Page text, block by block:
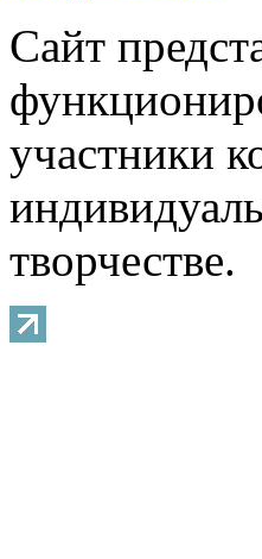
Сайт
участники
творчестве.